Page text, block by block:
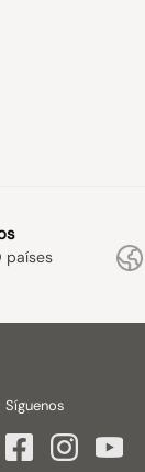
países
Síguenos